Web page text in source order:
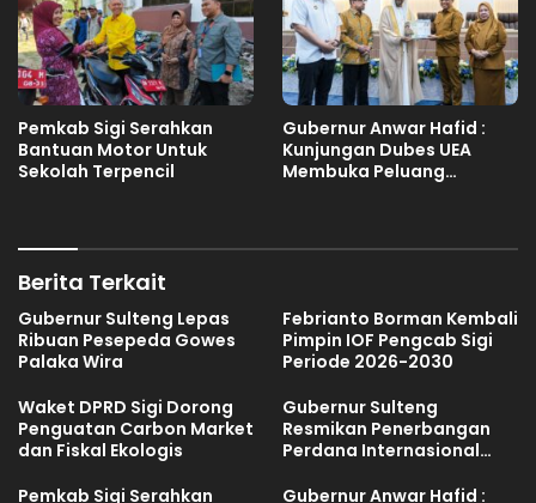
Pemkab Sigi Serahkan
Bantuan Motor Untuk
Sekolah Terpencil
Gubernur Anwar Hafid :
Kunjungan Dubes UEA
Membuka Peluang
Berita Terkait
Gubernur Sulteng Lepas
Ribuan Pesepeda Gowes
Palaka Wira
Febrianto Borman Kembali
Pimpin IOF Pengcab Sigi
Periode 2026-2030
Waket DPRD Sigi Dorong
Penguatan Carbon Market
dan Fiskal Ekologis
Gubernur Sulteng
Resmikan Penerbangan
Perdana Internasional
Pemkab Sigi Serahkan
Gubernur Anwar Hafid :